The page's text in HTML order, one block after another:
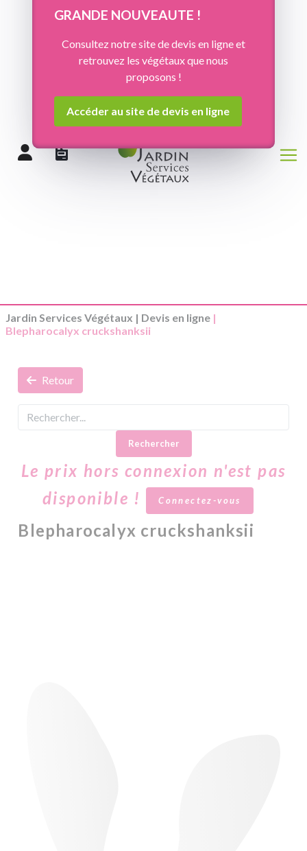
GRANDE NOUVEAUTE !
Consultez notre site de devis en ligne et
retrouvez les végétaux que nous
proposons !
Accéder au site de devis en ligne
Jardin Services Végétaux | Devis en ligne |
Blepharocalyx cruckshanksii
Retour
Rechercher
Le prix hors connexion n'est pas
disponible !
Connectez-vous
Blepharocalyx cruckshanksii
Panneau de gestion des cookies